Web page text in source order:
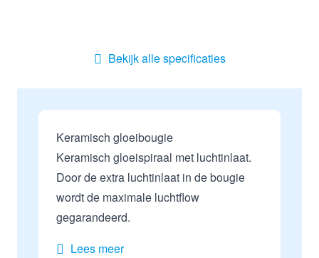
Bekijk alle specificaties
Keramisch gloeibougie
Keramisch gloeispiraal met luchtinlaat.
Door de extra luchtinlaat in de bougie
wordt de maximale luchtflow
gegarandeerd.
Lees meer